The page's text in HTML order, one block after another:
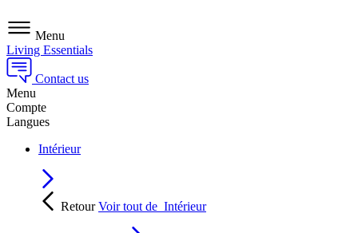
Menu
Living Essentials
Contact us
Menu
Compte
Langues
Intérieur
RetourVoir tout de Intérieur